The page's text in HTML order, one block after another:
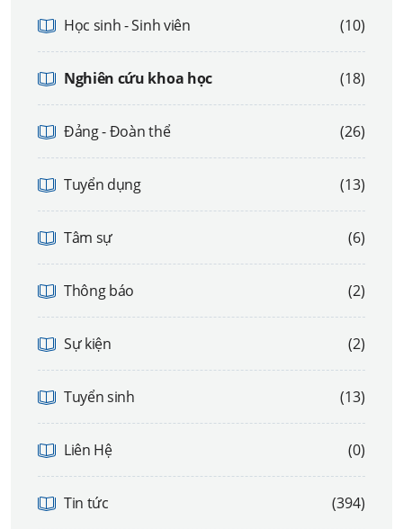
Học sinh - Sinh viên (10)
Nghiên cứu khoa học (18)
Đảng - Đoàn thể (26)
Tuyển dụng (13)
Tâm sự (6)
Thông báo (2)
Sự kiện (2)
Tuyển sinh (13)
Liên Hệ (0)
Tin tức (394)